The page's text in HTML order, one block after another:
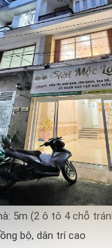
5m (2 ô tô 4 chỗ
bộ, dân trí cao